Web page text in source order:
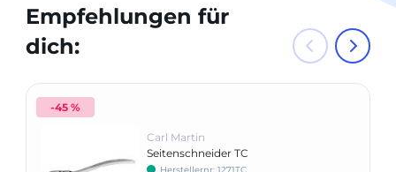
Empfehlungen für
dich:
-45 %
Carl Martin
Seitenschneider TC